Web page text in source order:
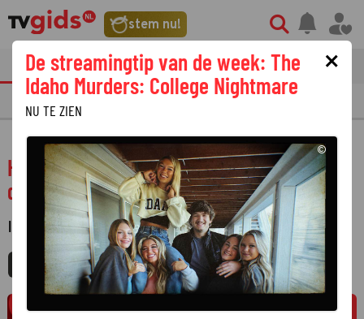
stem nu!
tvgids streaming nieuws
PRIMETIME GEMIST
Herinneringen voor het leven - Stop
dementie
INFORMATIEF ·
MIJNGIDS AGENDA DELEN
×
De streamingtip van de week: The
Idaho Murders: College Nightmare
NU TE ZIEN
©